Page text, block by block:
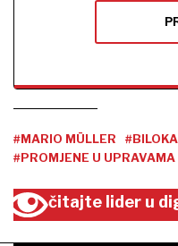
#MARIO MÜLLER
#PROMJENE U UPRAVAMA
čitajte lider u